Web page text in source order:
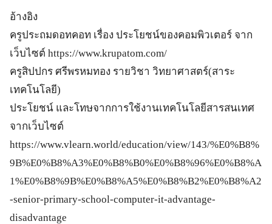
อ้างอิง
ครูประถมดอทคอท เรื่อง ประโยชน์ของคอมพิวเตอร์ จาก
เว็บไซต์ https://www.krupatom.com/
ครูสิปปกร ศรีพรหมทอง รายวิชา วิทยาศาสตร์(สาระ
เทคโนโลยี)
ประโยชน์ และโทษจากการใช้งานเทคโนโลยีสารสนเทศ
จากเว็บไซต์
https://www.vlearn.world/education/view/143/%E0%B8%
9B%E0%B8%A3%E0%B8%B0%E0%B8%96%E0%B8%A
1%E0%B8%9B%E0%B8%A5%E0%B8%B2%E0%B8%A2
-senior-primary-school-computer-it-advantage-
disadvantage